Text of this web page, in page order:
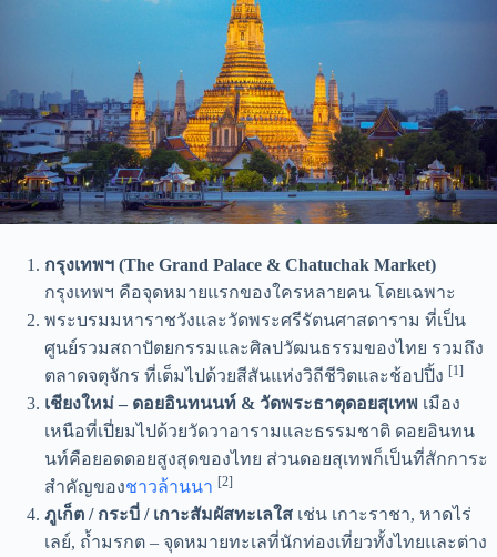
กรุงเทพฯ (The Grand Palace & Chatuchak Market)
กรุงเทพฯ คือจุดหมายแรกของใครหลายคน โดยเฉพาะ
พระบรมมหาราชวังและวัดพระศรีรัตนศาสดาราม ที่เป็น
ศูนย์รวมสถาปัตยกรรมและศิลปวัฒนธรรมของไทย รวมถึง
ตลาดจตุจักร ที่เต็มไปด้วยสีสันแห่งวิถีชีวิตและช้อปปิ้ง [1]
เชียงใหม่ – ดอยอินทนนท์ & วัดพระธาตุดอยสุเทพ เมือง
เหนือที่เปี่ยมไปด้วยวัดวาอารามและธรรมชาติ ดอยอินทน
นท์คือยอดดอยสูงสุดของไทย ส่วนดอยสุเทพก็เป็นที่สักการะ
สำคัญของชาวล้านนา [2]
ภูเก็ต / กระบี่ / เกาะสัมผัสทะเลใส เช่น เกาะราชา, หาดไร่
เลย์, ถ้ำมรกต – จุดหมายทะเลที่นักท่องเที่ยวทั้งไทยและต่าง